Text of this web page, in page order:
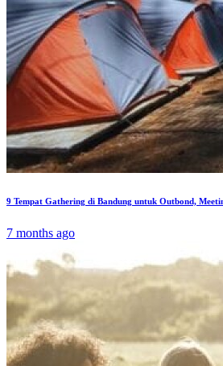
9 Tempat Gathering di Bandung untuk Outbond,
7 months ago